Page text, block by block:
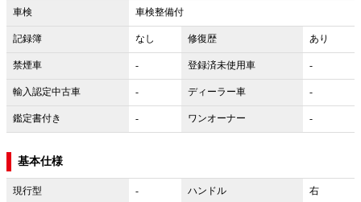
車検 車検整備付
記録簿 なし 修復歴 あり
禁煙車 - 登録済未使用車 -
輸入認定中古車 - ディーラー車 -
鑑定書付き - ワンオーナー -
基本仕様
現行型 - ハンドル
右